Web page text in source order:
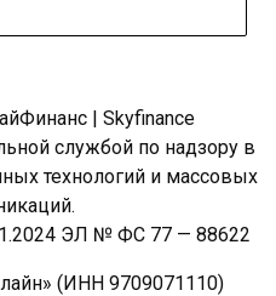
| Skyfinance
службой по надзору в
технологий и массовых
ЭЛ № ФС 77 — 88622
(ИНН 9709071110)